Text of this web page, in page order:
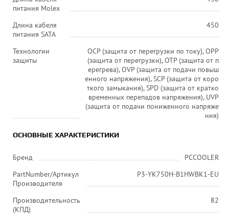
питания Molex
Длина кабеля
питания SATA
450
Технологии
защиты
OCP (защита от перегрузки по току), OPP
(защита от перегрузки), OTP (защита от п
ерегрева), OVP (защита от подачи повыш
енного напряжения), SCP (защита от коро
ткого замыкания), SPD (защита от кратко
временных перепадов напряжения), UVP
(защита от подачи пониженного напряже
ния)
ОСНОВНЫЕ ХАРАКТЕРИСТИКИ
Бренд
PCCOOLER
PartNumber/Артикул
Производителя
P3-YK750H-B1HWBK1-EU
Производительность
(КПД)
82